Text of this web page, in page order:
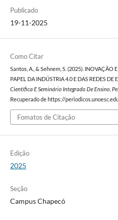
Publicado
19-11-2025
Como Citar
Santos, A., & Sehnem, S. (2025). INOVAÇÃO
PAPEL DA INDÚSTRIA 4.0 E DAS REDES DE
Científica E Seminário Integrado De Ensino,
Recuperado de https://
Fomatos de Citação
Edição
2025
Seção
Campus Chapecó